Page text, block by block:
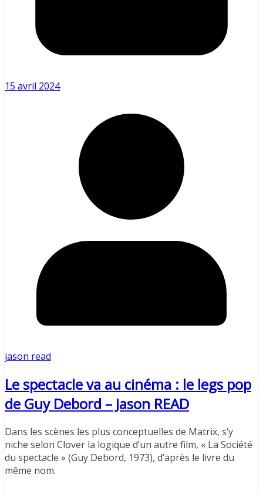
15 avril 2024
jason read
Le spectacle va au cinéma : le legs pop
de Guy Debord – Jason READ
Dans les scènes les plus conceptuelles de Matrix, s’y
niche selon Clover la logique d’un autre film, « La Société
du spectacle » (Guy Debord, 1973), d’après le livre du
même nom.